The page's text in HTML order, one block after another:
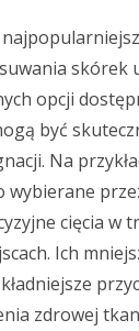
skórek
opcji
być
Na
wybierane
cięcia w
Ich
zdrowej